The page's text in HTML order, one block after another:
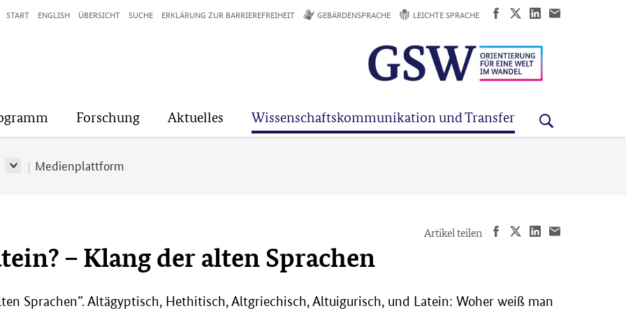
Forschung Aktuelles Wissenschaftskommunikation und Transfer
START ENGLISH ÜBERSICHT SUCHE ERKLÄRUNG ZUR BARRIEREFREIHEIT GEBÄRDENSPRACHE LEICHTE SPRACHE
Medienplattform
Artikel teilen
– Klang der alten Sprachen
Sprachen”. Altägyptisch, Hethitisch, Altgriechisch, Altuigurisch, und Latein: Woher weiß man